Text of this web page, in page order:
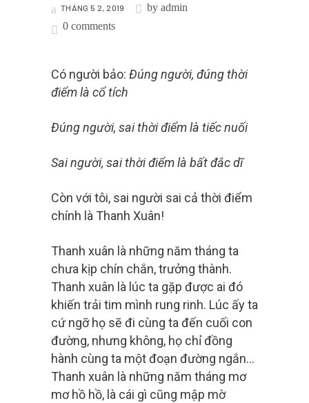
THÁNG 5 2, 2019 by admin
0 comments
Có người bảo: Đúng người, đúng thời
điểm là cổ tích
Đúng người, sai thời điểm là tiếc nuối
Sai người, sai thời điểm là bất đắc dĩ
Còn với tôi, sai người sai cả thời điểm
chính là Thanh Xuân!
Thanh xuân là những năm tháng ta
chưa kịp chín chắn, trưởng thành.
Thanh xuân là lúc ta gặp được ai đó
khiến trải tim mình rung rinh. Lúc ấy ta
cứ ngỡ họ sẽ đi cùng ta đến cuối con
đường, nhưng không, họ chỉ đồng
hành cùng ta một đoạn đường ngắn…
Thanh xuân là những năm tháng mơ
mơ hồ hồ, là cái gì cũng mập mờ